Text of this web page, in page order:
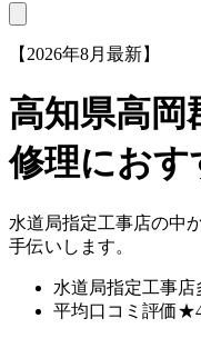
【2026年8月最新】
高知県高岡
修理におす
水道局指定工事店の中
手伝いします。
水道局指定工事店
平均口コミ評価